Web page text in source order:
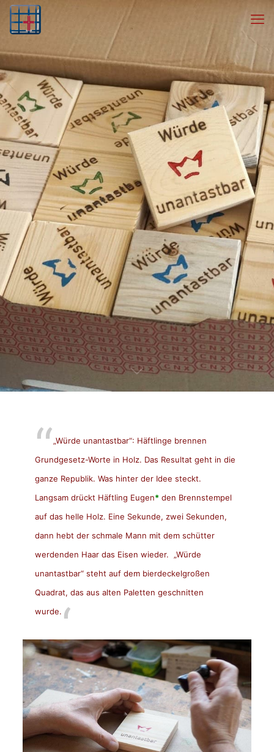
„Würde unantastbar“: Häftlinge brennen
Grundgesetz-Worte in Holz. Das Resultat geht in die
ganze Republik. Was hinter der Idee steckt.
Langsam drückt Häftling Eugen*den Brennstempel
auf das helle Holz. Eine Sekunde, zwei Sekunden,
dann hebt der schmale Mann mit dem schütter
werdenden Haar das Eisen wieder. „Würde
unantastbar“ steht auf dem bierdeckelgroßen
Quadrat, das aus alten Paletten geschnitten
wurde.